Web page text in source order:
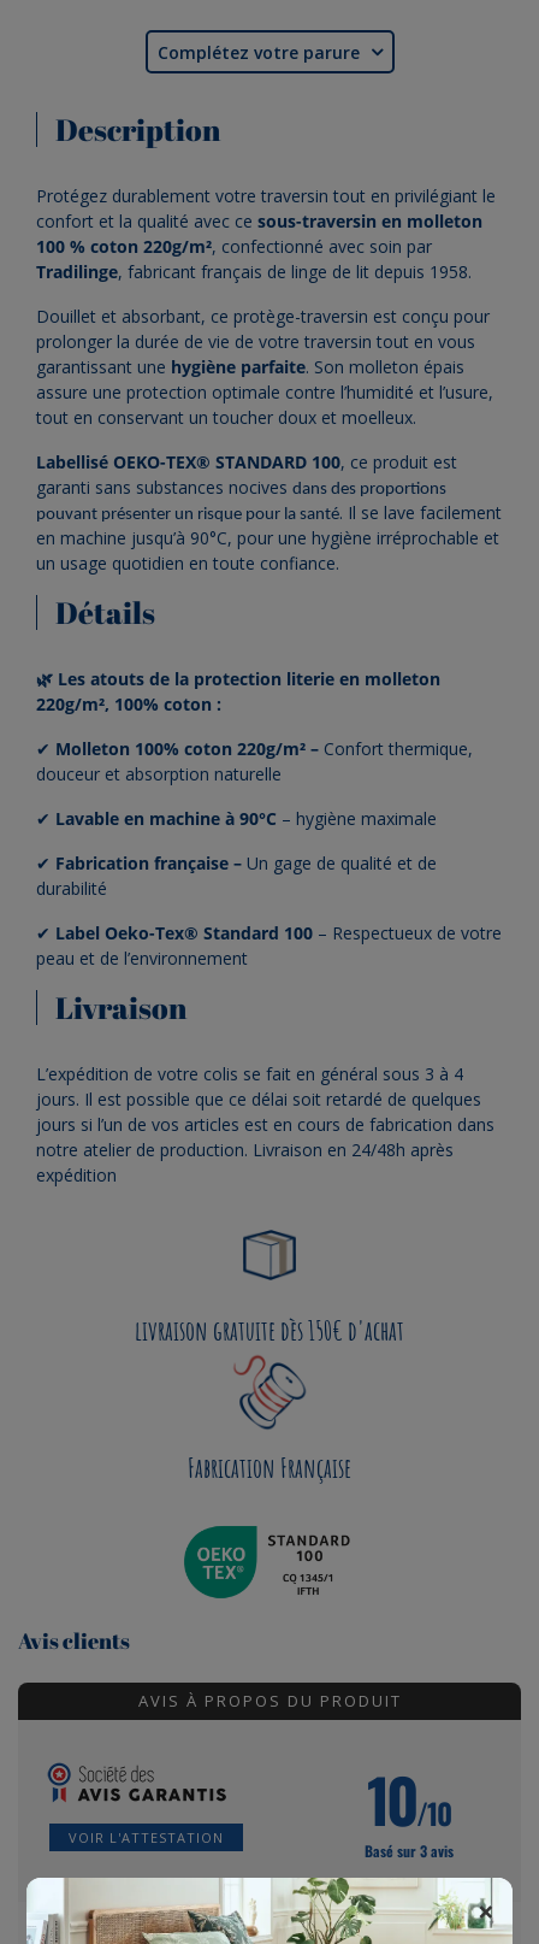
Complétez votre parure 
Description
Protégez durablement votre traversin tout en privilégiant le
confort et la qualité avec ce sous-traversin en molleton
100 % coton 220g/m², confectionné avec soin par
Tradilinge, fabricant français de linge de lit depuis 1958.
Douillet et absorbant, ce protège-traversin est conçu pour
prolonger la durée de vie de votre traversin tout en vous
garantissant une hygiène parfaite. Son molleton épais
assure une protection optimale contre l’humidité et l’usure,
tout en conservant un toucher doux et moelleux.
Labellisé OEKO-TEX® STANDARD 100, ce produit est
garanti sans substances nocives dans des proportions
pouvant présenter un risque pour la santé. Il se lave facilement
en machine jusqu’à 90°C, pour une hygiène irréprochable et
un usage quotidien en toute confiance.
Détails
🌿 Les atouts de la protection literie en molleton
220g/m², 100% coton :
✔ Molleton 100% coton 220g/m² – Confort thermique,
douceur et absorption naturelle
✔ Lavable en machine à 90°C – hygiène maximale
✔ Fabrication française – Un gage de qualité et de
durabilité
✔ Label Oeko-Tex® Standard 100 – Respectueux de votre
peau et de l’environnement
Livraison
L’expédition de votre colis se fait en général sous 3 à 4
jours. Il est possible que ce délai soit retardé de quelques
jours si l’un de vos articles est en cours de fabrication dans
notre atelier de production. Livraison en 24/48h après
expédition
livraison gratuite dès 150€ d'achat
Fabrication Française
Avis clients
AVIS À PROPOS DU PRODUIT
VOIR L'ATTESTATION 10/10
Basé sur 3 avis
Estelle P.
×